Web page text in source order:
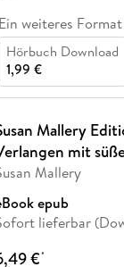
Ein weiteres Format
Hörbuch Download
1,99 €
Mallery
mit
Mallery
epub
lieferbar
€*